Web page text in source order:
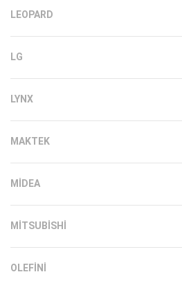
LEOPARD
LG
LYNX
MAKTEK
MIDEA
MITSUBISHI
OLEFINI